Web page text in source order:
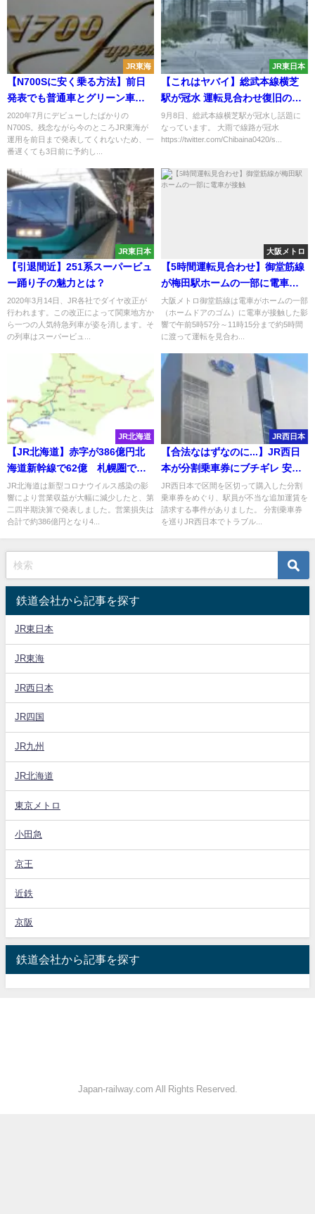
JR東海
【N700Sに安く乗る方法】前日
発表でも普通車とグリーン車に
「ぷらっとこだま」か「EX予
約」で安く乗ろう
2020年7月にデビューしたばかりの
N700S。残念ながら今のところJR東海が
運用を前日まで発表してくれないため、一
番遅くても3日前に予約し...
JR東日本
【これはヤバイ】総武本線横芝
駅が冠水 運転見合わせ復旧の目
処立たず ｢路面電車みたい｣との
声が
9月8日、総武本線横芝駅が冠水し話題に
なっています。 大雨で線路が冠水
https://twitter.com/Chibaina0420/s...
JR東日本
【引退間近】251系スーパービュ
ー踊り子の魅力とは？
2020年3月14日、JR各社でダイヤ改正が
行われます。この改正によって関東地方か
ら一つの人気特急列車が姿を消します。そ
の列車はスーパービュ...
大阪メトロ
【5時間運転見合わせ】御堂筋線
が梅田駅ホームの一部に電車が
接触
大阪メトロ御堂筋線は電車がホームの一部
（ホームドアのゴム）に電車が接触した影
響で午前5時57分～11時15分まで約5時間
に渡って運転を見合わ...
JR北海道
【JR北海道】赤字が386億円北
海道新幹線で62億 札幌圏でも
84億 2020年第二四半期決算
JR北海道は新型コロナウイルス感染の影
響により営業収益が大幅に減少したと、第
二四半期決算で発表しました。営業損失は
合計で約386億円となり4...
JR西日本
【合法なはずなのに...】JR西日
本が分割乗車券にブチギレ 安く
なる裏ワザに差額払えと駅員が
詐欺行為
JR西日本で区間を区切って購入した分割
乗車券をめぐり、駅員が不当な追加運賃を
請求する事件がありました。 分割乗車券
を巡りJR西日本でトラブル...
鉄道会社から記事を探す
JR東日本
JR東海
JR西日本
JR四国
JR九州
JR北海道
東京メトロ
小田急
京王
近鉄
京阪
鉄道会社から記事を探す
Japan-railway.com All Rights Reserved.